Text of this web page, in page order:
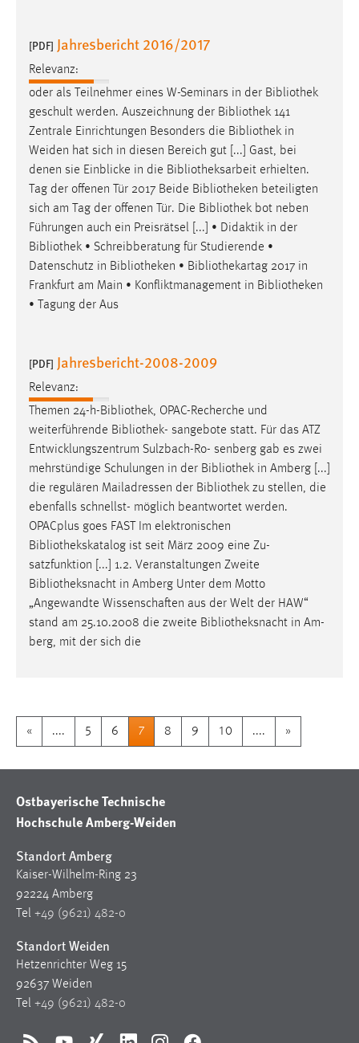
[PDF] Jahresbericht 2016/2017
Relevanz:
oder als Teilnehmer eines W-Seminars in der Bibliothek
geschult werden. Auszeichnung der Bibliothek 141
Zentrale Einrichtungen Besonders die Bibliothek in
Weiden hat sich in diesen Bereich gut [...] Gast, bei
denen sie Einblicke in die Bibliotheksarbeit erhielten.
Tag der offenen Tür 2017 Beide Bibliotheken beteiligten
sich am Tag der offenen Tür. Die Bibliothek bot neben
Führungen auch ein Preisrätsel [...] • Didaktik in der
Bibliothek • Schreibberatung für Studierende •
Datenschutz in Bibliotheken • Bibliothekartag 2017 in
Frankfurt am Main • Konfliktmanagement in Bibliotheken
• Tagung der Aus
[PDF] Jahresbericht-2008-2009
Relevanz:
Themen 24-h-Bibliothek, OPAC-Recherche und
weiterführende Bibliothek- sangebote statt. Für das ATZ
Entwicklungszentrum Sulzbach-Ro- senberg gab es zwei
mehrstündige Schulungen in der Bibliothek in Amberg [...]
die regulären Mailadressen der Bibliothek zu stellen, die
ebenfalls schnellst- möglich beantwortet werden.
OPACplus goes FAST Im elektronischen
Bibliothekskatalog ist seit März 2009 eine Zu-
satzfunktion [...] 1.2. Veranstaltungen Zweite
Bibliotheksnacht in Amberg Unter dem Motto
„Angewandte Wissenschaften aus der Welt der HAW“
stand am 25.10.2008 die zweite Bibliotheksnacht in Am-
berg, mit der sich die
« .... 5 6 7 8 9 10 .... »
Ostbayerische Technische
Hochschule Amberg-Weiden
Standort Amberg
Kaiser-Wilhelm-Ring 23
92224 Amberg
Tel +49 (9621) 482-0
Standort Weiden
Hetzenrichter Weg 15
92637 Weiden
Tel +49 (9621) 482-0